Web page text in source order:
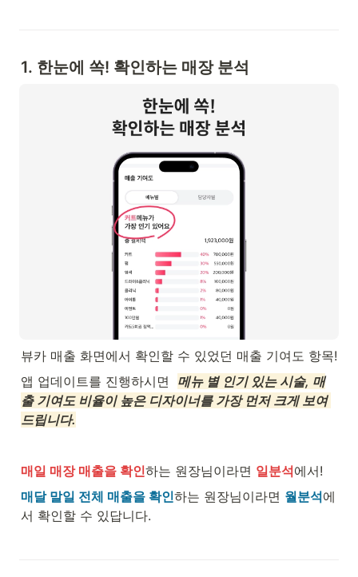
1. 한눈에 쏙! 확인하는 매장 분석
뷰카 매출 화면에서 확인할 수 있었던 매출 기여도 항목!
앱 업데이트를 진행하시면 메뉴 별 인기 있는 시술, 매
출 기여도 비율이 높은 디자이너를 가장 먼저 크게 보여
드립니다.
매일 매장 매출을 확인하는 원장님이라면 일분석에서!
매달 말일 전체 매출을 확인하는 원장님이라면 월분석에
서 확인할 수 있답니다.